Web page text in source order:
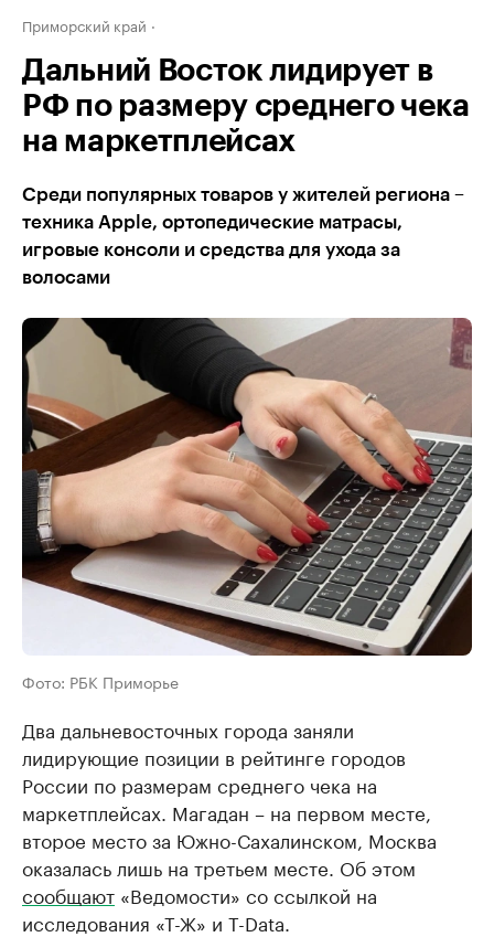
Приморский край
Дальний Восток лидирует в
РФ по размеру среднего чека
на маркетплейсах
Среди популярных товаров у жителей региона –
техника Apple, ортопедические матрасы,
игровые консоли и средства для ухода за
волосами
Фото: РБК Приморье
Два дальневосточных города заняли
лидирующие позиции в рейтинге городов
России по размерам среднего чека на
маркетплейсах. Магадан – на первом месте,
второе место за Южно-Сахалинском, Москва
оказалась лишь на третьем месте. Об этом
сообщают «Ведомости» со ссылкой на
исследования «Т-Ж» и T-Data.